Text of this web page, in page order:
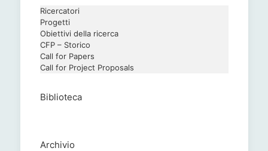
Ricercatori
Progetti
Obiettivi della ricerca
CFP – Storico
Call for Papers
Call for Project Proposals
Biblioteca
Archivio